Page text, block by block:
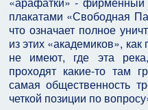
плакатами «Свободная
что означает полное
из этих «академиков»,
не имеют, где эта
проходят какие-то там
самая общественность
четкой позиции по